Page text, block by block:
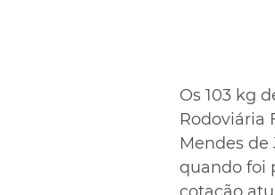
Os 103 kg
Rodoviária
Mendes de
quando foi
cotação